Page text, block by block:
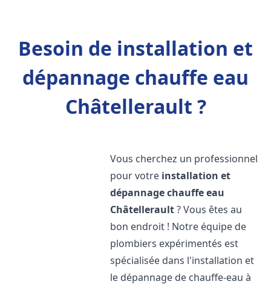
Besoin de installation et
dépannage chauffe eau
Châtellerault ?
Vous cherchez un professionnel
pour votre installation et
dépannage chauffe eau
Châtellerault? Vous êtes au
bon endroit ! Notre équipe de
plombiers expérimentés est
spécialisée dans l'installation et
le dépannage de chauffe-eau à